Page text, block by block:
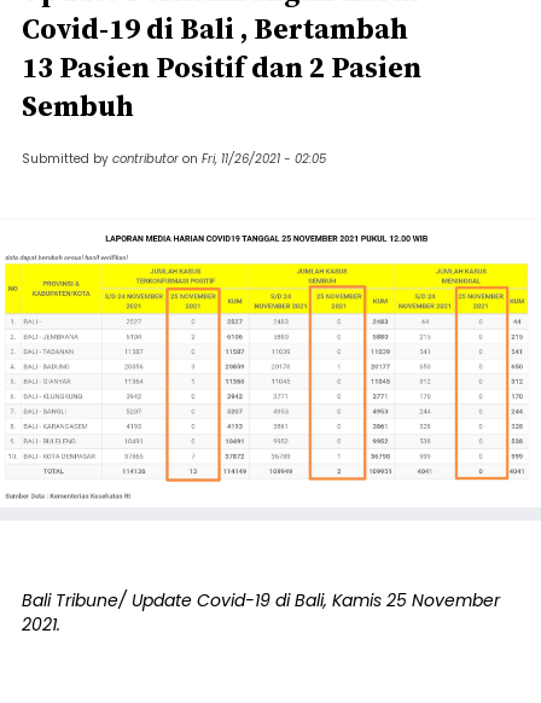
Covid-19 di Bali , Bertambah
13 Pasien Positif dan 2 Pasien
Sembuh
Submitted by contributor on Fri, 11/26/2021 - 02:05
Bali Tribune/ Update Covid-19 di Bali, Kamis 25 November
2021.